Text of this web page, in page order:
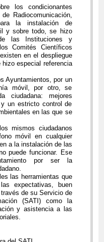
los condicionantes
Radiocomunicación,
la instalación de
y sobre todo, se hizo
las Instituciones y
Comités Científicos
en el despliegue
especial referencia
Ayuntamientos, por un
móvil, por otro, se
ciudadana: mejores
un estricto control de
en las que se
mismos ciudadanos
móvil en cualquier
a la instalación de las
puede funcionar. Ese
por ser la
las herramientas que
expectativas, buen
de su Servicio de
(SATI) como la
y asistencia a las